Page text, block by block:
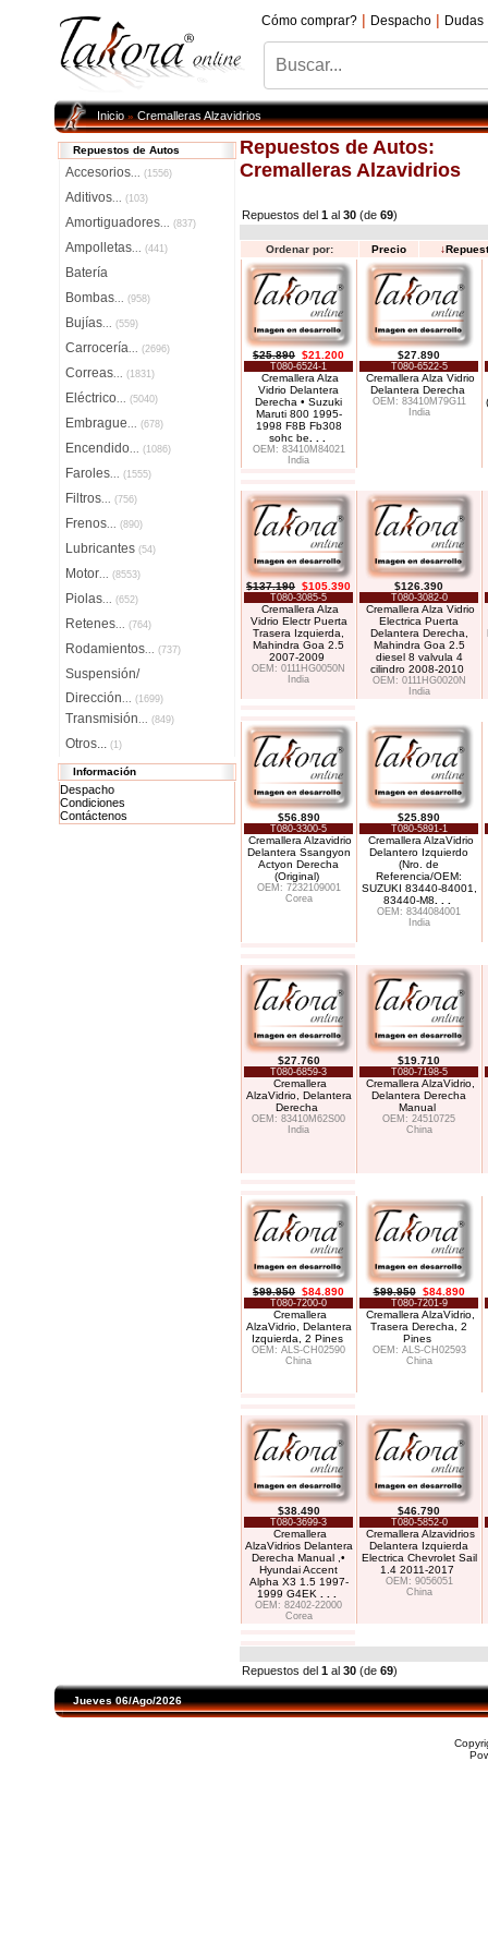
Cómo comprar? | Despacho | Dudas
Inicio»Cremalleras Alzavidrios
Repuestos de Autos
Accesorios... (1556)
Aditivos... (103)
Amortiguadores... (837)
Ampolletas... (441)
Batería
Bombas... (958)
Bujías... (559)
Carrocería... (2696)
Correas... (1831)
Eléctrico... (5040)
Embrague... (678)
Encendido... (1086)
Faroles... (1555)
Filtros... (756)
Frenos... (890)
Lubricantes (54)
Motor... (8553)
Piolas... (652)
Retenes... (764)
Rodamientos... (737)
Suspensión/
Dirección... (1699)
Transmisión... (849)
Otros... (1)
Información
Despacho
Condiciones
Contáctenos
Repuestos de Autos:
Cremalleras Alzavidrios
Repuestos del 1 al 30 (de 69)
Ordenar por: Precio ↓
$25.890 $21.200
T080-6524-1
Cremallera Alza
Vidrio Delantera
Derecha • Suzuki
Maruti 800 1995-
1998 F8B Fb308
sohc be
OEM: 83410M84021
India
$27.890
T080-6522-5
Cremallera Alza Vidrio
Delantera Derecha
OEM: 83410M79G11
India
$137.190 $105.390
T080-3085-5
Cremallera Alza
Vidrio Electr Puerta
Trasera Izquierda,
Mahindra Goa 2.5
2007-2009
OEM: 0111HG0050N
India
$126.390
T080-3082-0
Cremallera Alza Vidrio
Electrica Puerta
Delantera Derecha,
Mahindra Goa 2.5
diesel 8 valvula 4
cilindro 2008-2010
OEM: 0111HG0020N
India
$56.890
T080-3300-5
Cremallera Alzavidrio
Delantera Ssangyon
Actyon Derecha
(Original)
OEM: 7232109001
Corea
$25.890
T080-5891-1
Cremallera AlzaVidrio
Delantero Izquierdo
(Nro. de
Referencia/OEM:
SUZUKI 83440-84001,
83440-M8
OEM: 8344084001
India
$27.760
T080-6859-3
Cremallera
AlzaVidrio, Delantera
Derecha
OEM: 83410M62S00
India
$19.710
T080-7198-5
Cremallera AlzaVidrio,
Delantera Derecha
Manual
OEM: 24510725
China
$99.950 $84.890
T080-7200-0
Cremallera
AlzaVidrio, Delantera
Izquierda, 2 Pines
OEM: ALS-CH02590
China
$99.950 $84.890
T080-7201-9
Cremallera AlzaVidrio,
Trasera Derecha, 2
Pines
OEM: ALS-CH02593
China
$38.490
T080-3699-3
Cremallera
AlzaVidrios Delantera
Derecha Manual ,•
Hyundai Accent
Alpha X3 1.5 1997-
1999 G4EK
OEM: 82402-22000
Corea
$46.790
T080-5852-0
Cremallera Alzavidrios
Delantera Izquierda
Electrica Chevrolet Sail
1.4 2011-2017
OEM: 9056051
China
Repuestos del 1 al 30 (de 69)
Jueves 06/Ago/2026